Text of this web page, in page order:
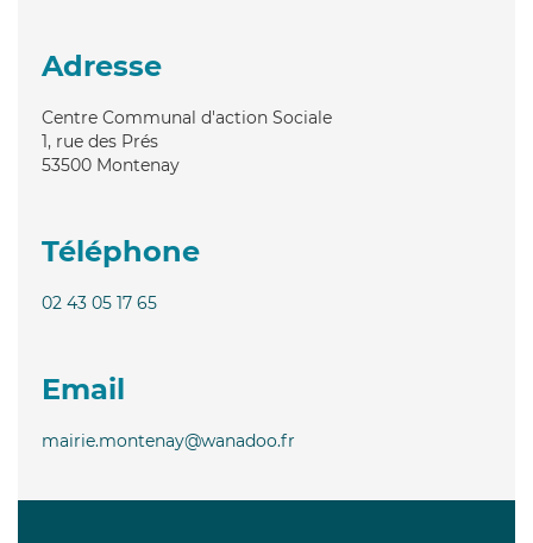
Adresse
Centre Communal d'action Sociale
1, rue des Prés
53500 Montenay
Téléphone
02 43 05 17 65
Email
mairie.montenay@wanadoo.fr